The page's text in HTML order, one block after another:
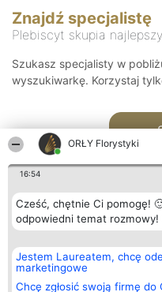
ORŁY Florystyki
16:54
Cześć, chętnie Ci pomogę!
odpowiedni temat rozmowy!
Jestem Laureatem, chcę
marketingowe
Chcę zgłosić swoją firmę do
Znajdź specjalistę
Plebiscyt skupia
Szukasz specjalisty w
wyszukiwarkę. Korzystaj
Organizator plebiscytu
Bright Side Solutions sp. z o.
o. sp. k.
ul. Ruska 22